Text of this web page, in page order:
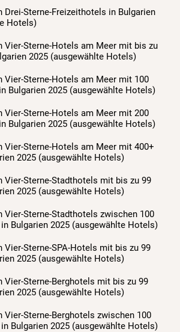
Drei-Sterne-Freizeithotels in Bulgarien
Hotels)
Vier-Sterne-Hotels am Meer mit bis zu
2025 (ausgewählte Hotels)
Vier-Sterne-Hotels am Meer mit 100
Bulgarien 2025 (ausgewählte Hotels)
Vier-Sterne-Hotels am Meer mit 200
Bulgarien 2025 (ausgewählte Hotels)
Vier-Sterne-Hotels am Meer mit 400+
2025 (ausgewählte Hotels)
Vier-Sterne-Stadthotels mit bis zu 99
2025 (ausgewählte Hotels)
Vier-Sterne-Stadthotels zwischen 100
Bulgarien 2025 (ausgewählte Hotels)
Vier-Sterne-SPA-Hotels mit bis zu 99
2025 (ausgewählte Hotels)
Vier-Sterne-Berghotels mit bis zu 99
2025 (ausgewählte Hotels)
Vier-Sterne-Berghotels zwischen 100
Bulgarien 2025 (ausgewählte Hotels)